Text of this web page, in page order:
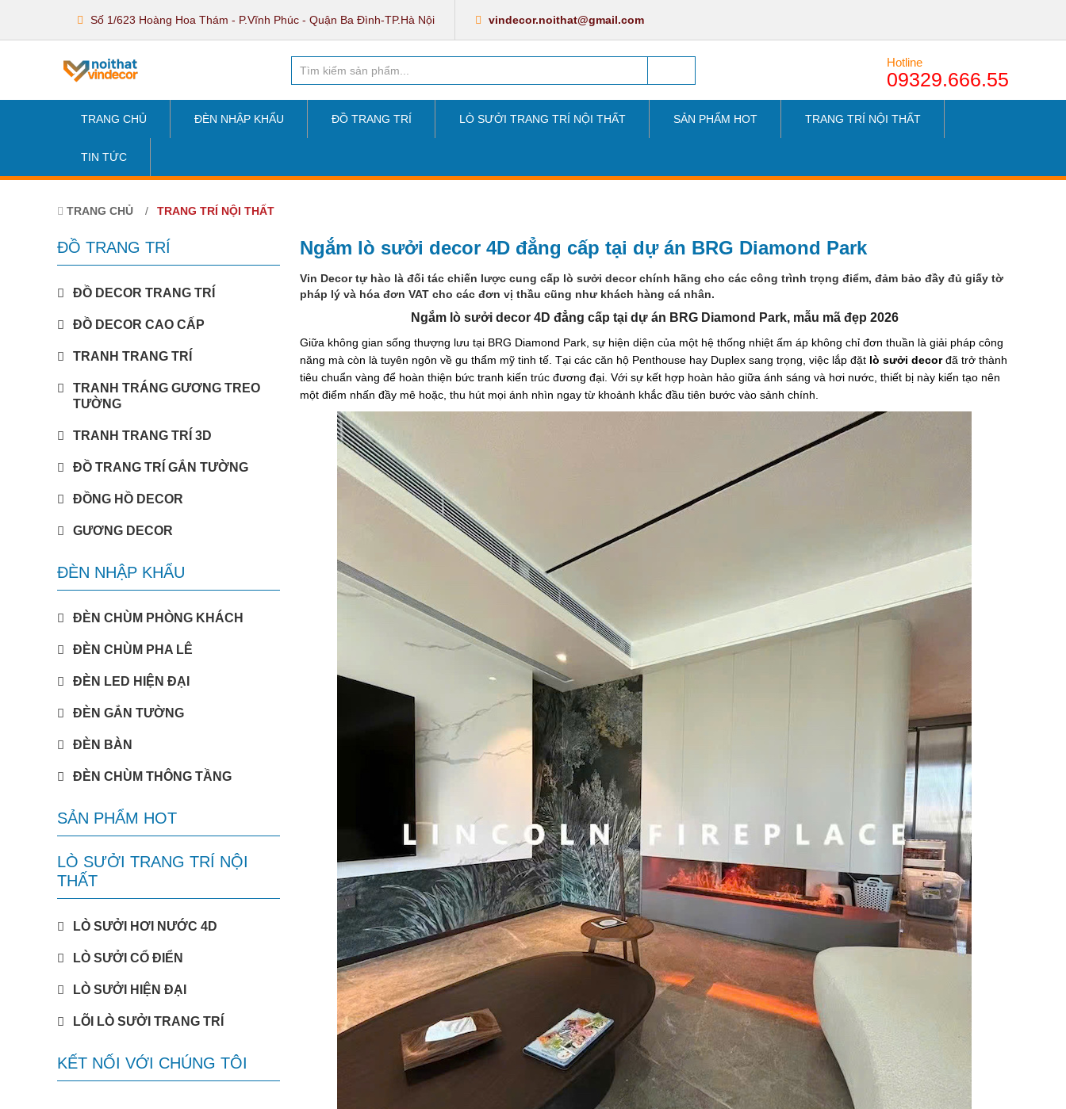
Số 1/623 Hoàng Hoa Thám - P.Vĩnh Phúc - Quận Ba Đình-TP.Hà Nội vindecor.noithat@gmail.com
Hotline
09329.666.55
TRANG CHỦ ĐÈN NHẬP KHẨU ĐỒ TRANG TRÍ LÒ SƯỞI TRANG TRÍ NỘI THẤT SẢN PHẨM HOT TRANG TRÍ NỘI THẤT
TIN TỨC
TRANG CHỦ TRANG TRÍ NỘI THẤT
ĐỒ TRANG TRÍ
ĐỒ DECOR TRANG TRÍ
ĐỒ DECOR CAO CẤP
TRANH TRANG TRÍ
TRANH TRÁNG GƯƠNG TREO
TƯỜNG
TRANH TRANG TRÍ 3D
ĐỒ TRANG TRÍ GẮN TƯỜNG
ĐỒNG HỒ DECOR
GƯƠNG DECOR
ĐÈN NHẬP KHẨU
ĐÈN CHÙM PHÒNG KHÁCH
ĐÈN CHÙM PHA LÊ
ĐÈN LED HIỆN ĐẠI
ĐÈN GẮN TƯỜNG
ĐÈN BÀN
ĐÈN CHÙM THÔNG TẦNG
SẢN PHẨM HOT
LÒ SƯỞI TRANG TRÍ NỘI
THẤT
LÒ SƯỞI HƠI NƯỚC 4D
LÒ SƯỞI CỔ ĐIỂN
LÒ SƯỞI HIỆN ĐẠI
LÕI LÒ SƯỞI TRANG TRÍ
KẾT NỐI VỚI CHÚNG TÔI
Ngắm lò sưởi decor 4D đẳng cấp tại dự án BRG Diamond Park
Vin Decor tự hào là đối tác chiến lược cung cấp lò sưởi decorchính hãng cho các công trình trọng điểm, đảm bảo đầy đủ giấy tờ
pháp lý và hóa đơn VAT cho các đơn vị thầu cũng như khách hàng cá nhân.
Ngắm lò sưởi decor 4D đẳng cấp tại dự án BRG Diamond Park, mẫu mã đẹp 2026
Giữa không gian sống thượng lưu tại BRG Diamond Park, sự hiện diện của một hệ thống nhiệt ấm áp không chỉ đơn thuần là giải pháp công
năng mà còn là tuyên ngôn về gu thẩm mỹ tinh tế. Tại các căn hộ Penthouse hay Duplex sang trọng, việc lắp đặt lò sưởi decorđã trở thành
tiêu chuẩn vàng để hoàn thiện bức tranh kiến trúc đương đại. Với sự kết hợp hoàn hảo giữa ánh sáng và hơi nước, thiết bị này kiến tạo nên
một điểm nhấn đầy mê hoặc, thu hút mọi ánh nhìn ngay từ khoảnh khắc đầu tiên bước vào sảnh chính.